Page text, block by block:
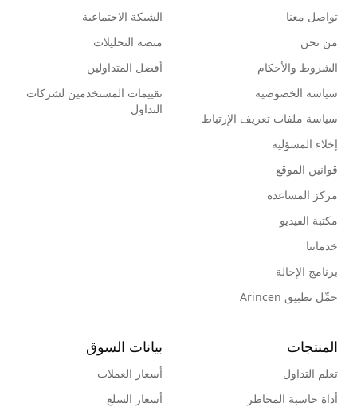
تواصل معنا
من نحن
الشروط والأحكام
سياسة الخصوصية
سياسة ملفات تعريف الإرتباط
إخلاء المسؤلية
قوانين الموقع
مركز المساعدة
مكتبة الفيديو
خدماتنا
برنامج الإحالة
حمِّل تطبيق Arincen
الشبكة الاجتماعية
منصة التحليلات
أفضل المتداولين
تقييمات المستخدمين لشركات
التداول
المنتجات
تعلم التداول
أداة حاسبة المخاطر
بيانات السوق
أسعار العملات
أسعار السلع